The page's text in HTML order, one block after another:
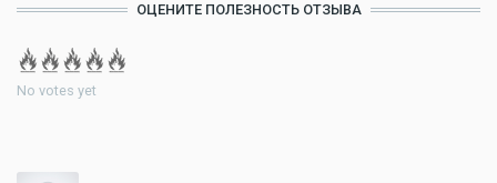
ОЦЕНИТЕ ПОЛЕЗНОСТЬ ОТЗЫВА
No votes yet